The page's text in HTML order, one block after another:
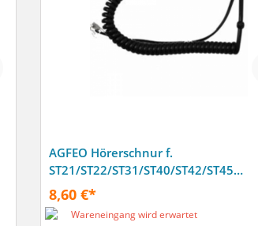
AGFEO Hörerschnur f.
ST21/ST22/ST31/ST40/ST42/ST45
(schwarz)
8,60 €*
Wareneingang wird erwartet